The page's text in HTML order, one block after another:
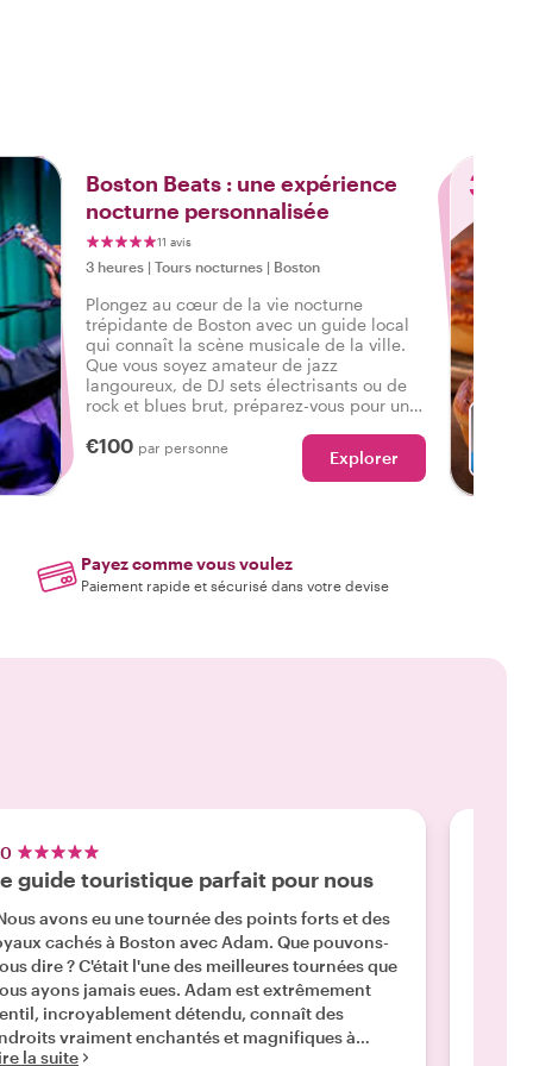
Boston Beats : une expérience
nocturne personnalisée
11 avis
3 heures | Tours nocturnes | Boston
Plongez au cœur de la vie nocturne
trépidante de Boston avec un guide local
qui connaît la scène musicale de la ville.
Que vous soyez amateur de jazz
langoureux, de DJ sets électrisants ou de
rock et blues brut, préparez-vous pour une
pour vous !
€100 par personne Explorer
3
Payez comme vous voulez
Paiement rapide et sécurisé dans votre devise
guide touristique parfait pour nous
avons eu une tournée des points forts et des
cachés à Boston avec Adam. Que pouvons-
dire ? C'était l'une des meilleures tournées que
ayons jamais eues. Adam est extrêmement
incroyablement détendu, connaît des
vraiment enchantés et magnifiques à
(nous étions avec lui à Cambridge) et il
la suite